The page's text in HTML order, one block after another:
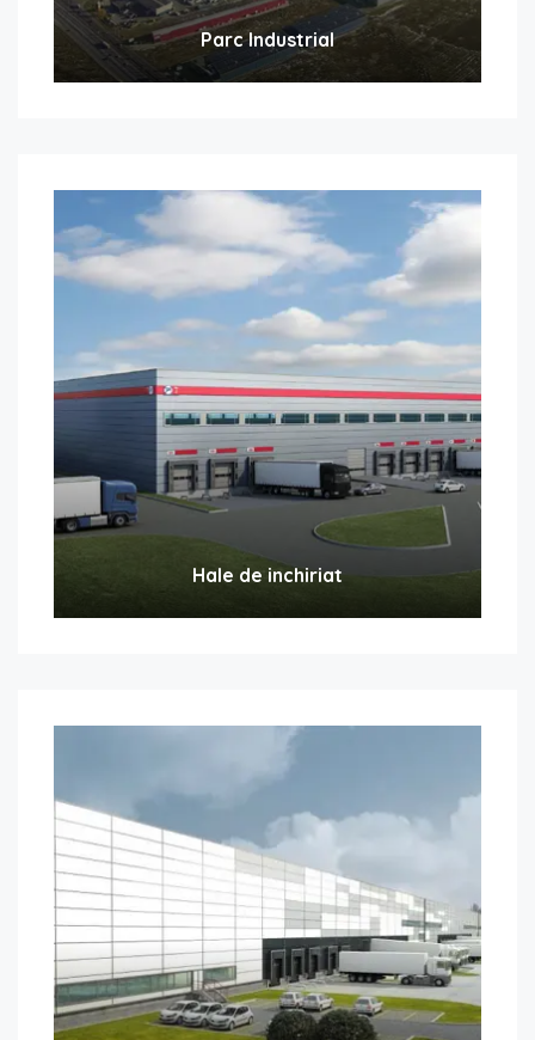
Parc Industrial
Hale de inchiriat